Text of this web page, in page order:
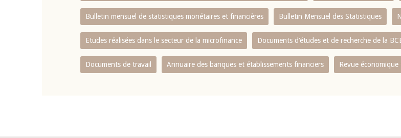
Bulletin mensuel de statistiques monétaires et financières Bulletin Mensuel des Statistiques
Etudes réalisées dans le secteur de la microfinance Documents d’études et de recherche de la
Documents de travail Annuaire des banques et établissements financiers Revue